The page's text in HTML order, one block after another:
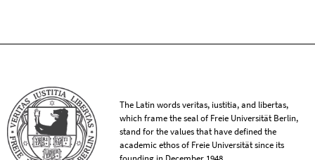
The Latin words veritas, iustitia, and libertas,
which frame the seal of Freie Universität Berlin,
stand for the values that have defined the
academic ethos of Freie Universität since its